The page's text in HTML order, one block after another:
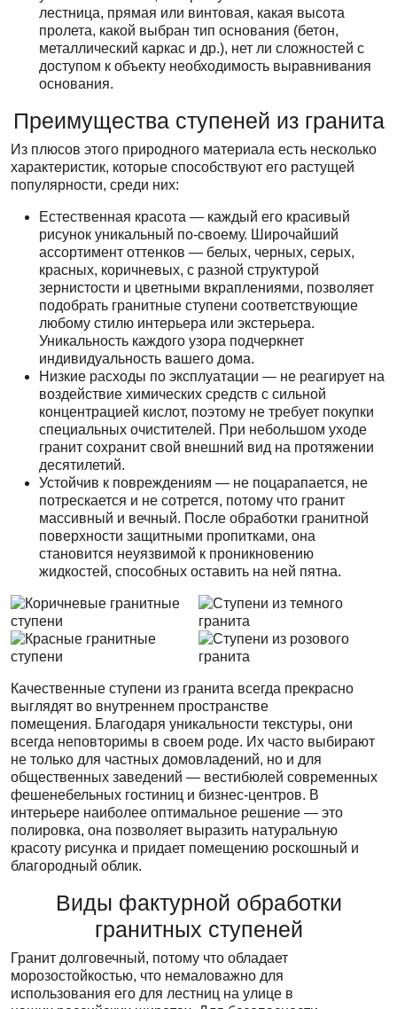
лестница, прямая или винтовая, какая высота
пролета, какой выбран тип основания (бетон,
металлический каркас и др.), нет ли сложностей с
доступом к объекту необходимость выравнивания
основания.
Преимущества ступеней из гранита
Из плюсов этого природного материала есть несколько
характеристик, которые способствуют его растущей
популярности, среди них:
Естественная красота — каждый его красивый
рисунок уникальный по-своему. Широчайший
ассортимент оттенков — белых, черных, серых,
красных, коричневых, с разной структурой
зернистости и цветными вкраплениями, позволяет
подобрать гранитные ступени соответствующие
любому стилю интерьера или экстерьера.
Уникальность каждого узора подчеркнет
индивидуальность вашего дома.
Низкие расходы по эксплуатации — не реагирует на
воздействие химических средств с сильной
концентрацией кислот, поэтому не требует покупки
специальных очистителей. При небольшом уходе
гранит сохранит свой внешний вид на протяжении
десятилетий.
Устойчив к повреждениям — не поцарапается, не
потрескается и не сотрется, потому что гранит
массивный и вечный. После обработки гранитной
поверхности защитными пропитками, она
становится неуязвимой к проникновению
жидкостей, способных оставить на ней пятна.
Качественные ступени из гранита всегда прекрасно
выглядят во внутреннем пространстве
помещения. Благодаря уникальности текстуры, они
всегда неповторимы в своем роде. Их часто выбирают
не только для частных домовладений, но и для
общественных заведений — вестибюлей современных
фешенебельных гостиниц и бизнес-центров. В
интерьере наиболее оптимальное решение — это
полировка, она позволяет выразить натуральную
красоту рисунка и придает помещению роскошный и
благородный облик.
Виды фактурной обработки
гранитных ступеней
Гранит долговечный, потому что обладает
морозостойкостью, что немаловажно для
использования его для лестниц на улице в